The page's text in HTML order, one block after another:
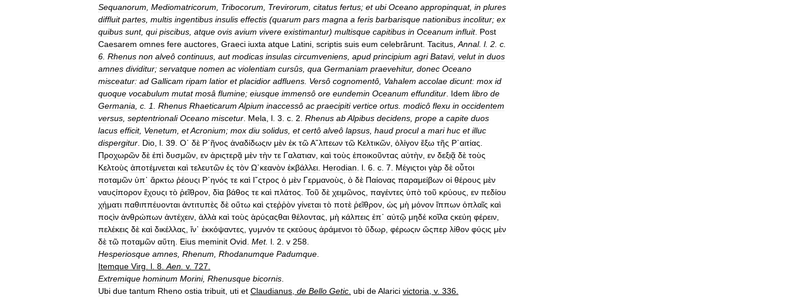
Sequanorum Mediomatricorum Tribocorum Trevirorum citatus fertus; et ubi Oceano appropinquat, in plures
diffluit partes multis ingentibus insulis effectis (quarum pars magna a feris barbarisque nationibus incolitur; ex
quibus sunt, qui piscibus atque ovis avium vivere existimantur) multisque capitibus in Oceanum influit. Post
Caesarem omnes fere auctores Graeci iuxta atque Latini scriptis suis eum celebrârunt Tacitus Annal. l. 2 c
6 Rhenus non alveô continuus aut modicas insulas circumveniens apud principium agri Batavi, velut in duos
amnes dividitur; servatque nomen ac violentiam cursûs qua Germaniam praevehitur, donec Oceano
misceatur: ad Gallicam ripam latior et placidior adfluens Versô cognomentô Vahalem accolae dicunt: mox id
quoque vocabulum mutat mosâ flumine; eiusque immensô ore eundemin Oceanum effunditur Idem libro de
Germania c 1 Rhenus Rhaeticarum Alpium inaccessô ac praecipiti vertice ortus modicô flexu in occidentem
versus septentrionali Oceano miscetur Mela l 3 c 2 Rhenus abAlpibus decidens prope a capite duos
lacus efficit, Venetum etAcronium; mox diu solidus et certô alveô lapsus haud procul a mari huc et illuc
dispergitur Dio l 39 Ο῾ δὲ Ρ῾ῆνος ἀναδίδωςιν μὲν ἐκ τῶΑ῎λπεων τῶ Κελτικῶν ὀλίγον ἔξω τῆς Ρ῾αιτίας
Προχωρῶν δὲ ἐπὶ δυσμῶν εν ἀριςτερᾷ μὲν τὴν τε Γαλατιαν καὶ τοὺς ἐποικοῦντας αὐτὴν εν δεξιᾷ δὲ τοὺς
Κελτοὺς ἀποτέμνεται καὶ τελευτῶν ἐς τὸν Ω᾿κεανὸν ἐκβάλλει Herodian l 6 c 7 Μέγιςτοι γὰρ δὲ οὗτοι
ποταμῶν ὑπ᾿ ἄρκτω ῥέουςι Ρ῾ηνός τε καὶ Ι῎ςτρος ὁ μὲν Γερμανοὺς ὁ δὲ Παίονας παραμείβων οἱ θέρους μὲν
ναυςίπορον ἔχουςι τὸ ῥεῖθρον δὶα βάθος τε καὶ πλάτος Τοῦ δὲ χειμῶνος παγέντες ὑπὸ τοῦ κρύους εν πεδίου
χήματι παθιππέυονται ἀντιτυπὲς δὲ οὕτω καὶ ςτεῤῥὸν γίνεται τὸ ποτὲ ῥεῖθρον ὡς μὴ μόνον ἵππων ὁπλαῖς καὶ
ποςὶν ἀνθρώπων ἀντέχειν ἀλλὰ καὶ τοὺς ἁρύςαςθαι θέλοντας μὴ κάλπεις ἐπ᾿ αὐτῷ μηδέ κοῖλα ςκεύη φέρειν
πελέκεις δὲ καὶ δικέλλας ἵν᾿ ἐκκόψαντες γυμνόν τε ςκεύους ἀράμενοι τὸ ὕδωρ φέρωςιν ὥςπερ λίθον φύςις μὲν
δὲ τῶ ποταμῶν αὕτη Eius meminit Ovid Met. l 2 v 258
Hesperiosque amnes Rhenum Rhodanumque Padumque
Itemque Virg l 8 Aen v. 727
Extremique hominum Morini, Rhenusque bicornis
Ubi due tantum Rheno ostia tribuit uti et Claudianus de Bello Getic ubi deAlarici victoria v. 336